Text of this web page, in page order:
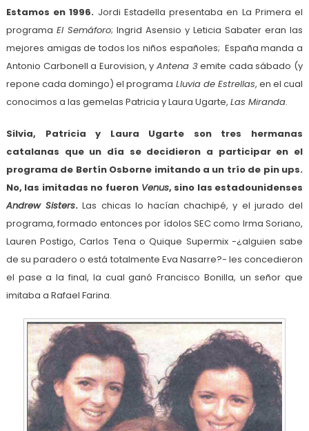
Estamos en 1996. Jordi Estadella presentaba en La Primera el
programa El Semáforo; Ingrid Asensio y Leticia Sabater eran las
mejores amigas de todos los niños españoles; España manda a
Antonio Carbonell a Eurovision, y Antena 3emite cada sábado (y
repone cada domingo) el programa Lluvia de Estrellas, en el cual
conocimos a las gemelas Patricia y Laura Ugarte, Las Miranda.
Silvia, Patricia y Laura Ugarte son tres hermanas
catalanas que un día se decidieron a participar en el
programa de Bertín Osborne imitando a un trío de pin ups.
No, las imitadas no fueron Venus, sino las estadounidenses
Andrew Sisters. Las chicas lo hacían chachipé, y el jurado del
programa, formado entonces por ídolos SEC como Irma Soriano,
Lauren Postigo, Carlos Tena o Quique Supermix -¿alguien sabe
de su paradero o está totalmente Eva Nasarre?- les concedieron
el pase a la final, la cual ganó Francisco Bonilla, un señor que
imitaba a Rafael Farina.